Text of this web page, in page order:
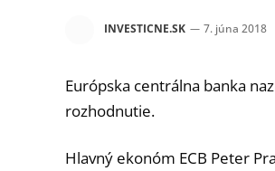
INVESTICNE.SK 7. júna 2018
Európska centrálna banka
rozhodnutie.
Hlavný ekonóm ECB Peter